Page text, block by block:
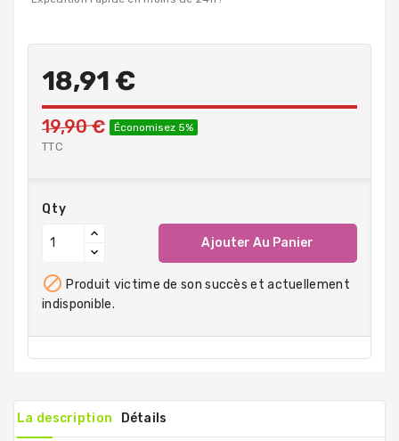
18,91 €
19,90 € Économisez 5%
TTC
Qty
Ajouter Au Panier
 Produit victime de son succès et actuellement
indisponible.
La description Détails